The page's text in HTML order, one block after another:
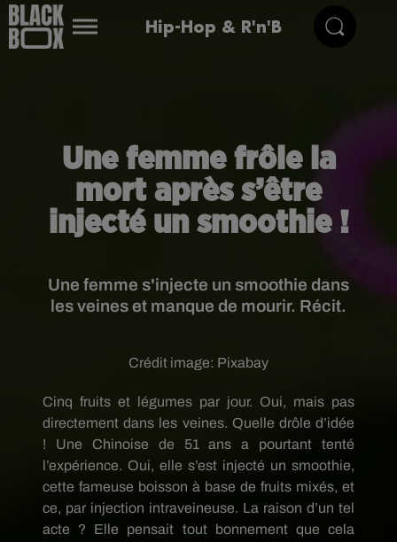
Hip-Hop & R'n'B
Une femme frôle la
mort après s’être
injecté un smoothie !
Une femme s'injecte un smoothie dans
les veines et manque de mourir. Récit.
Crédit image: Pixabay
Cinq fruits et légumes par jour. Oui, mais pas
directement dans les veines. Quelle drôle d’idée
!
Une Chinoise de 51 ans a pourtant tenté
l’expérience. Oui, elle s’est injecté un smoothie,
cette fameuse boisson à base de fruits mixés, et
ce, par injection intraveineuse. La raison d’un tel
acte ?
Elle pensait tout bonnement que cela